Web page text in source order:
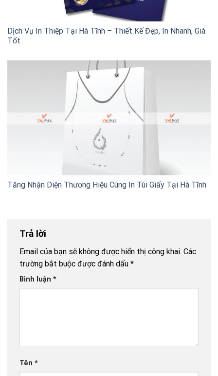
Dịch Vụ In Thiệp Tại Hà Tĩnh – Thiết Kế Đẹp, In Nhanh, Giá
Tốt
Tăng Nhận Diện Thương Hiệu Cùng In Túi Giấy Tại Hà Tĩnh
Trả lời
Email của bạn sẽ không được hiển thị công khai. Các
trường bắt buộc được đánh dấu *
Bình luận *
Tên *